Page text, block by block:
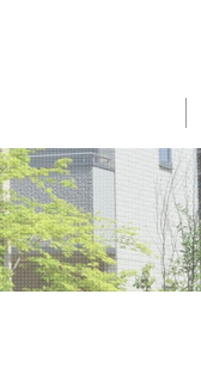
売却されたお客様の
不動産購入に関する